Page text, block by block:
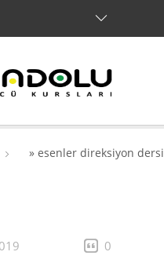
» esenler direksiyon dersi
0